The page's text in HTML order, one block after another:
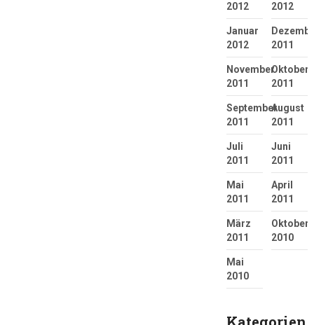
2012
2012
Januar
2012
2011
November
2011
Oktober
2011
September
2011
August
2011
Juli
2011
Juni
2011
Mai
2011
April
2011
März
2011
Oktober
2010
Mai
2010